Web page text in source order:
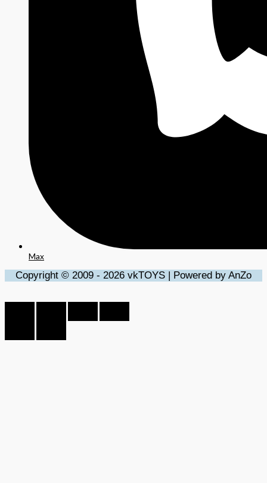
Max
Copyright © 2009 - 2026 vkTOYS | Powered by AnZo